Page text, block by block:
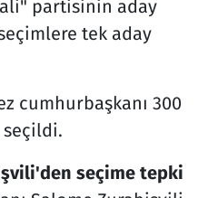
partisinin aday
tek aday
cumhurbaşkanı 300
seçime tepki